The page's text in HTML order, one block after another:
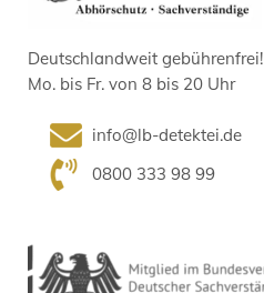
Deutschlandweit gebührenfrei!
Mo. bis Fr. von 8 bis 20 Uhr
info@lb-detektei.de
0800 333 98 99